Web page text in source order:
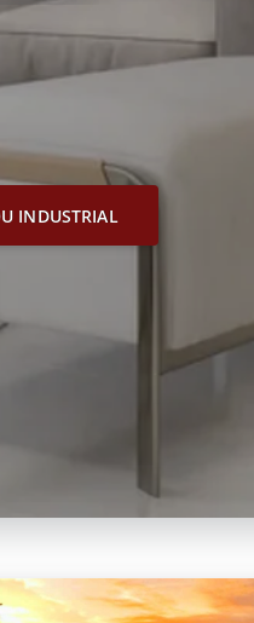
INDUSTRIAL